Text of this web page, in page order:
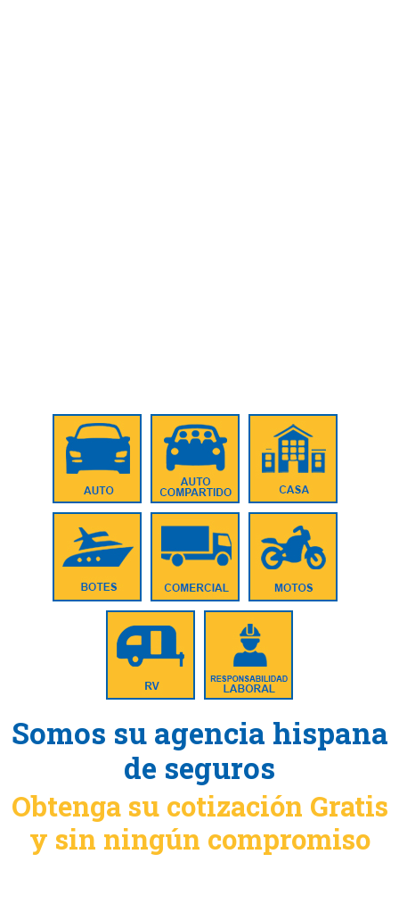
Somos su agencia hispana
de seguros
Obtenga su cotización Gratis
y sin ningún compromiso